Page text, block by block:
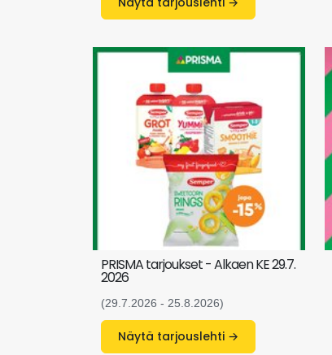
PRISMA tarjoukset - Alkaen KE 29.7.
2026
(29.7.2026 - 25.8.2026)
Näytä tarjouslehti →